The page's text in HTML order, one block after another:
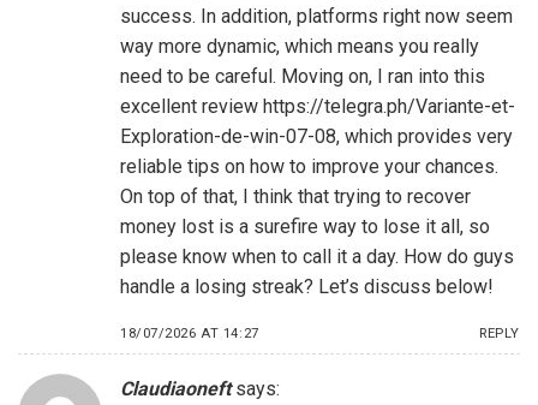
success. In addition, platforms right now seem
way more dynamic, which means you really
need to be careful. Moving on, I ran into this
excellent review https://telegra.ph/Variante-et-
Exploration-de-win-07-08, which provides very
reliable tips on how to improve your chances.
On top of that, I think that trying to recover
money lost is a surefire way to lose it all, so
please know when to call it a day. How do guys
handle a losing streak? Let’s discuss below!
18/07/2026 AT 14:27 REPLY
Claudiaoneft says: